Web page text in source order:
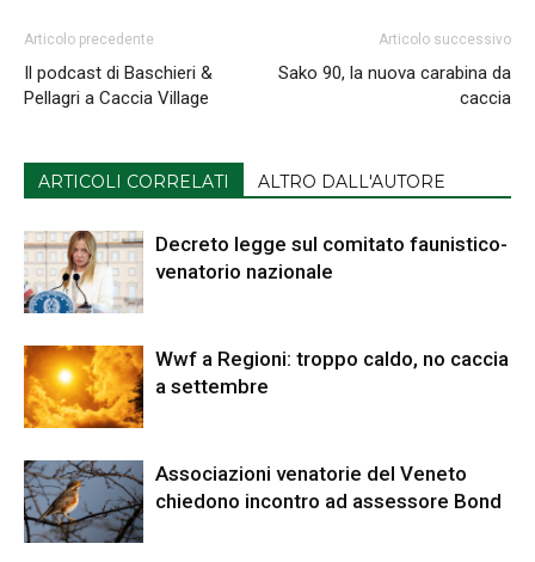
Articolo precedente
Il podcast di Baschieri &
Pellagri a Caccia Village
Articolo successivo
Sako 90, la nuova carabina da
caccia
ARTICOLI CORRELATI ALTRO DALL'AUTORE
Decreto legge sul comitato faunistico-
venatorio nazionale
Wwf a Regioni: troppo caldo, no caccia
a settembre
Associazioni venatorie del Veneto
chiedono incontro ad assessore Bond